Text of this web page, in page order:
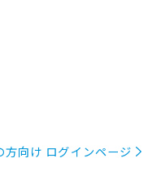
方向け ログインページ